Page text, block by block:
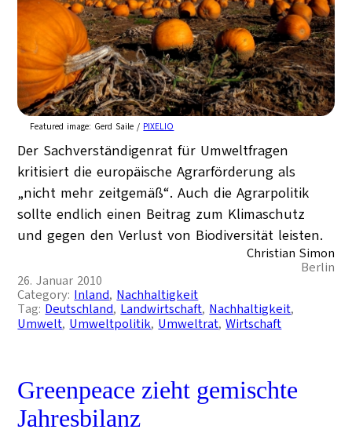
Featured image: Gerd Saile / PIXELIO
Der Sachverständigenrat für Umweltfragen
kritisiert die europäische Agrarförderung als
„nicht mehr zeitgemäß“. Auch die Agrarpolitik
sollte endlich einen Beitrag zum Klimaschutz
und gegen den Verlust von Biodiversität leisten.
Christian Simon
Berlin
26. Januar 2010
Category: Inland, Nachhaltigkeit
Tag: Deutschland, Landwirtschaft, Nachhaltigkeit
Umwelt, Umweltpolitik, Umweltrat, Wirtschaft
Greenpeace zieht gemischte
Jahresbilanz